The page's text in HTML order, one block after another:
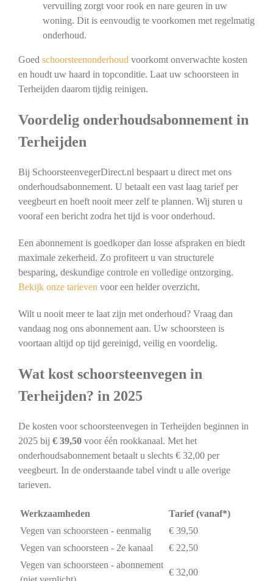
vervuiling zorgt voor rook en nare geuren in uw
woning. Dit is eenvoudig te voorkomen met regelmatig
onderhoud.
Goed schoorsteenonderhoud voorkomt onverwachte kosten
en houdt uw haard in topconditie. Laat uw schoorsteen in
Terheijden daarom tijdig reinigen.
Voordelig onderhoudsabonnement in
Terheijden
Bij SchoorsteenvegerDirect.nl bespaart u direct met ons
onderhoudsabonnement. U betaalt een vast laag tarief per
veegbeurt en hoeft nooit meer zelf te plannen. Wij sturen u
vooraf een bericht zodra het tijd is voor onderhoud.
Een abonnement is goedkoper dan losse afspraken en biedt
maximale zekerheid. Zo profiteert u van structurele
besparing, deskundige controle en volledige ontzorging.
Bekijk onze tarieven voor een helder overzicht.
Wilt u nooit meer te laat zijn met onderhoud? Vraag dan
vandaag nog ons abonnement aan. Uw schoorsteen is
voortaan altijd op tijd gereinigd, veilig en voordelig.
Wat kost schoorsteenvegen in
Terheijden? in 2025
De kosten voor schoorsteenvegen in Terheijden beginnen in
2025 bij € 39,50voor één rookkanaal. Met het
onderhoudsabonnement betaalt u slechts € 32,00 per
veegbeurt. In de onderstaande tabel vindt u alle overige
tarieven.
Werkzaamheden
Tarief (vanaf*)
Vegen van schoorsteen - eenmalig
€ 39,50
Vegen van schoorsteen - 2e kanaal
€ 22,50
Vegen van schoorsteen - abonnement
€ 32,00